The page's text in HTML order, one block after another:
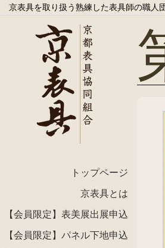
京表具を取り扱う熟練した表具師の職人
トップページ
京表具とは
【会員限定】表美展出展申込
【会員限定】パネル下地申込